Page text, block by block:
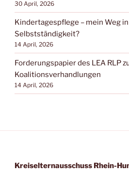
30 April, 2026
Kindertagespflege – mein Weg
Selbstständigkeit?
14 April, 2026
Forderungspapier des LEA RLP
Koalitionsverhandlungen
14 April, 2026
Kreiselternausschuss Rhein-